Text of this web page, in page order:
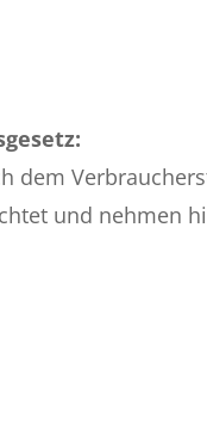
dem
und nehmen